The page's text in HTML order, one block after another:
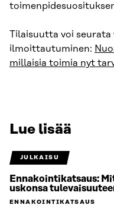
Tilaisuutta voi seurata
ilmoittautuminen:
millaisia toimia nyt
Lue lisää
JULKAISU
Ennakointikatsaus:
uskonsa
ENNAKOINTIKATSAUS